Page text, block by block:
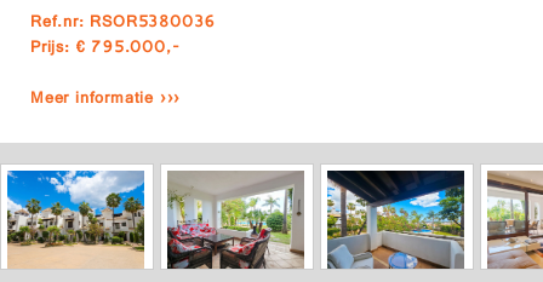
Ref.nr: RSOR5380036
Prijs: € 795.000,-
Meer informatie ›››